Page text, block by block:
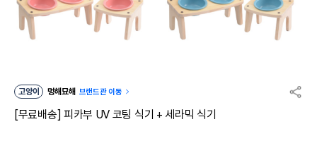
고양이 멍해묘해 브랜드관 이동
[무료배송] 피카부 UV 코팅 식기 + 세라믹 식기